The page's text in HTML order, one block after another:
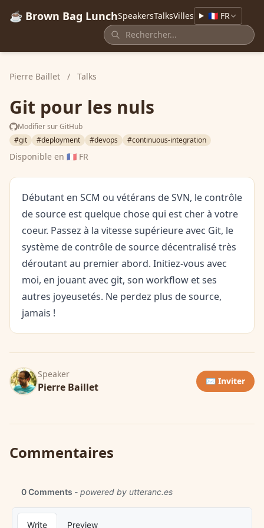
☕ Brown Bag LunchSpeakersTalksVilles 🇫🇷 FR
Pierre Baillet / Talks
Git pour les nuls
Modifier sur GitHub
#git
#deployment #devops #continuous-integration
Disponible en 🇫🇷 FR
Débutant en SCM ou vétérans de SVN, le contrôle
de source est quelque chose qui est cher à votre
coeur. Passez à la vitesse supérieure avec Git, le
système de contrôle de source décentralisé très
déroutant au premier abord. Initiez-vous avec
moi, en jouant avec git, son workflow et ses
autres joyeusetés. Ne perdez plus de source,
jamais !
Speaker
Pierre Baillet ✉️ Inviter
Commentaires